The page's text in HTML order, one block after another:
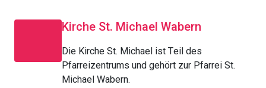
Kirche St. Michael Wabern
Die Kirche St. Michael ist Teil des
Pfarreizentrums und gehört zur Pfarrei St.
Michael Wabern.